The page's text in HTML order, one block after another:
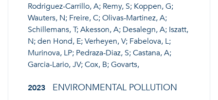
Rodriguez-Carrillo, A; Remy, S; Koppen, G;
Wauters, N; Freire, C; Olivas-Martinez, A;
Schillemans, T; Akesson, A; Desalegn, A; Iszatt,
N; den Hond, E; Verheyen, V; Fabelova, L;
Murinova, LP; Pedraza-Diaz, S; Castana, A;
Garcia-Lario, JV; Cox, B; Govarts,
2023 ENVIRONMENTAL POLLUTION